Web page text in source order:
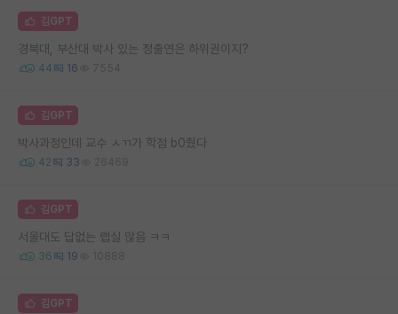
김GPT
경북대, 부산대 박사 있는 정출연은 하위권이지?
44 16 7554
김GPT
박사과정인데 교수 ㅅㄲ가 학점 b0줬다
42 33 26469
김GPT
서울대도 답없는 랩실 많음 ㅋㅋ
36 19 10888
김GPT